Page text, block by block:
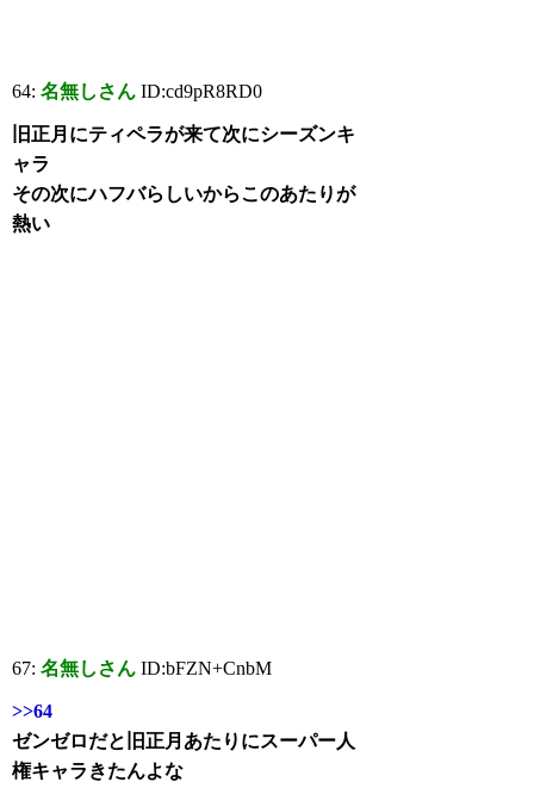
64:名無しさん ID:cd9pR8RD0
旧正月にティペラが来て次にシーズンキ
ャラ
その次にハフバらしいからこのあたりが
熱い
67:名無しさん ID:bFZN+CnbM
>>64
ゼンゼロだと旧正月あたりにスーパー人
権キャラきたんよな